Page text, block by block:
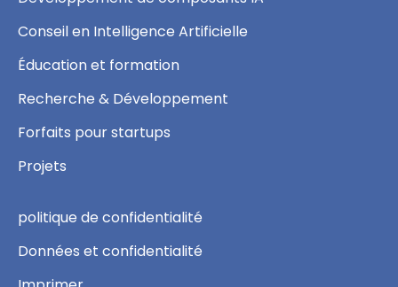
Conseil en Intelligence Artificielle
Éducation et formation
Recherche & Développement
Forfaits pour startups
Projets
politique de confidentialité
Données et confidentialité